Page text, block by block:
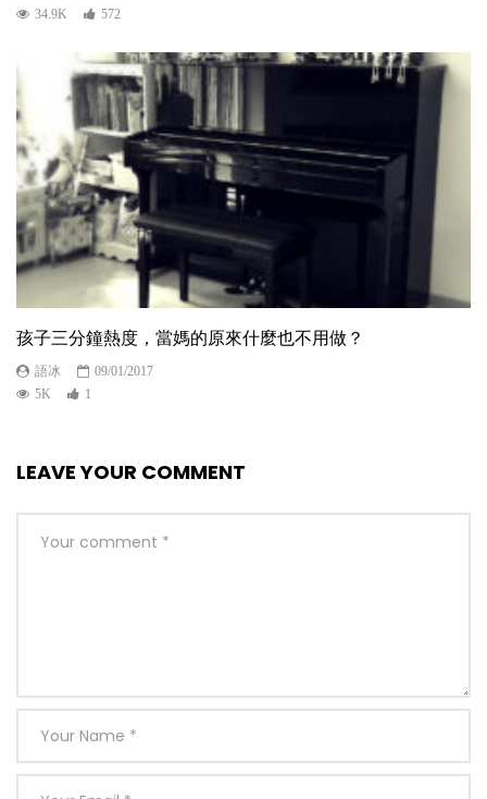
34.9K
572
孩子三分鐘熱度，當媽的原來什麼也不用做？
語冰
09/01/2017
5K
1
LEAVE YOUR COMMENT